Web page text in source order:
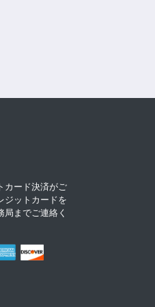
カード決済がご
ジットカードを
局までご連絡く